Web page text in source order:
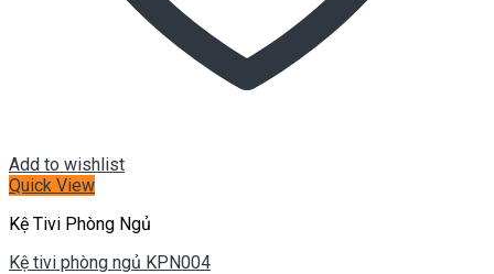
Add to wishlist
Quick View
Kệ Tivi Phòng Ngủ
Kệ tivi phòng ngủ KPN004